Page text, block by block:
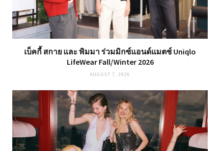
เบ็คกี้ สกาย และ พิมมา ร่วมมิกซ์แอนด์แมตช์ Uniqlo
LifeWear Fall/Winter 2026
AUGUST 7, 2026